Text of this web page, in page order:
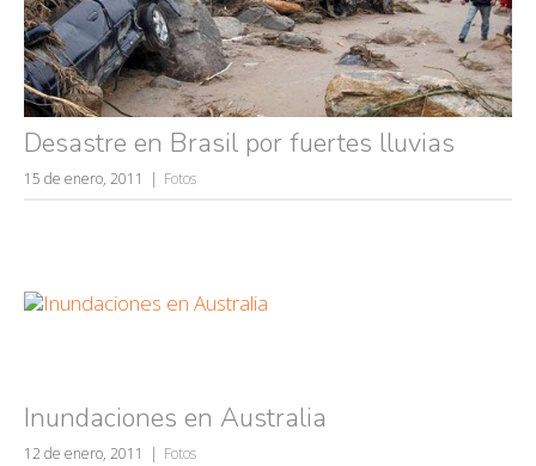
Desastre en Brasil por fuertes lluvias
15 de enero, 2011 Fotos
Inundaciones en Australia
12 de enero, 2011 Fotos